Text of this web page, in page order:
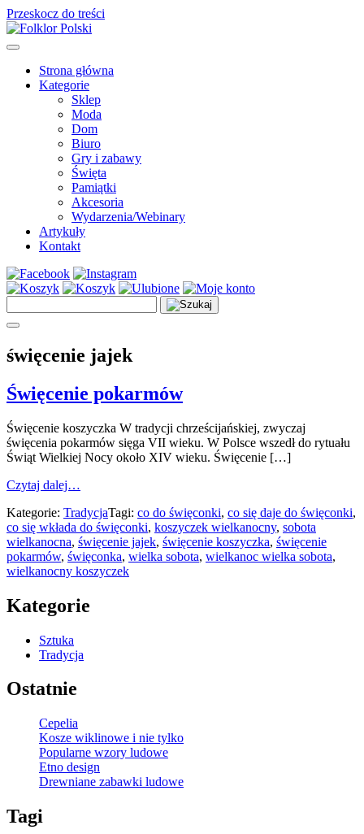
Przeskocz do treści
Main
Navigation
Strona główna
Kategorie
Sklep
Moda
Dom
Biuro
Gry i zabawy
Święta
Pamiątki
Akcesoria
Wydarzenia/Webinary
Artykuły
Kontakt
święcenie jajek
Święcenie pokarmów
Święcenie koszyczka W tradycji chrześcijańskiej, zwyczaj
święcenia pokarmów sięga VII wieku. W Polsce wszedł do rytuału
Świąt Wielkiej Nocy około XIV wieku. Święcenie […]
Czytaj dalej…
pokarmów
Kategorie: TradycjaTagi: co do święconki, co się daje do święconki,
co się wkłada do święconki, koszyczek wielkanocny, sobota
wielkanocna, święcenie jajek, święcenie koszyczka, święcenie
pokarmów, święconka, wielka sobota, wielkanoc wielka sobota,
wielkanocny koszyczek
Kategorie
Sztuka
Tradycja
Ostatnie
Cepelia
Kosze wiklinowe i nie tylko
Popularne wzory ludowe
Etno design
Drewniane zabawki ludowe
Tagi